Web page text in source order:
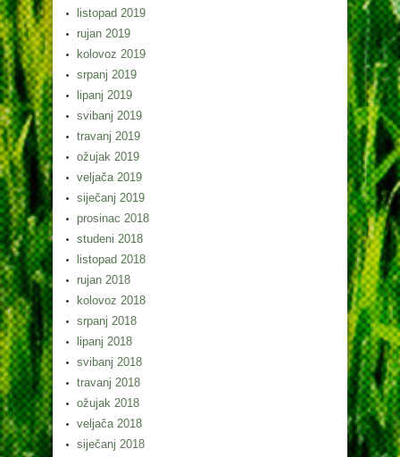
listopad 2019
rujan 2019
kolovoz 2019
srpanj 2019
lipanj 2019
svibanj 2019
travanj 2019
ožujak 2019
veljača 2019
siječanj 2019
prosinac 2018
studeni 2018
listopad 2018
rujan 2018
kolovoz 2018
srpanj 2018
lipanj 2018
svibanj 2018
travanj 2018
ožujak 2018
veljača 2018
siječanj 2018